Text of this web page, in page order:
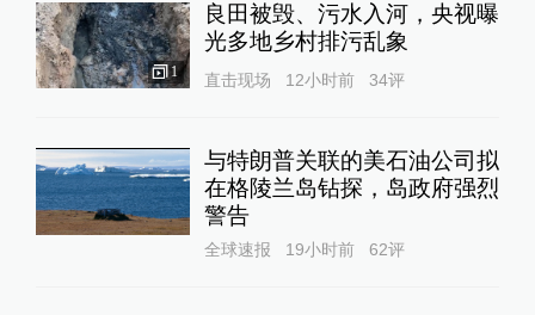
1
良田被毁、污水入河，央视曝
光多地乡村排污乱象
直击现场 12小时前 34评
与特朗普关联的美石油公司拟
在格陵兰岛钻探，岛政府强烈
警告
全球速报 19小时前 62评